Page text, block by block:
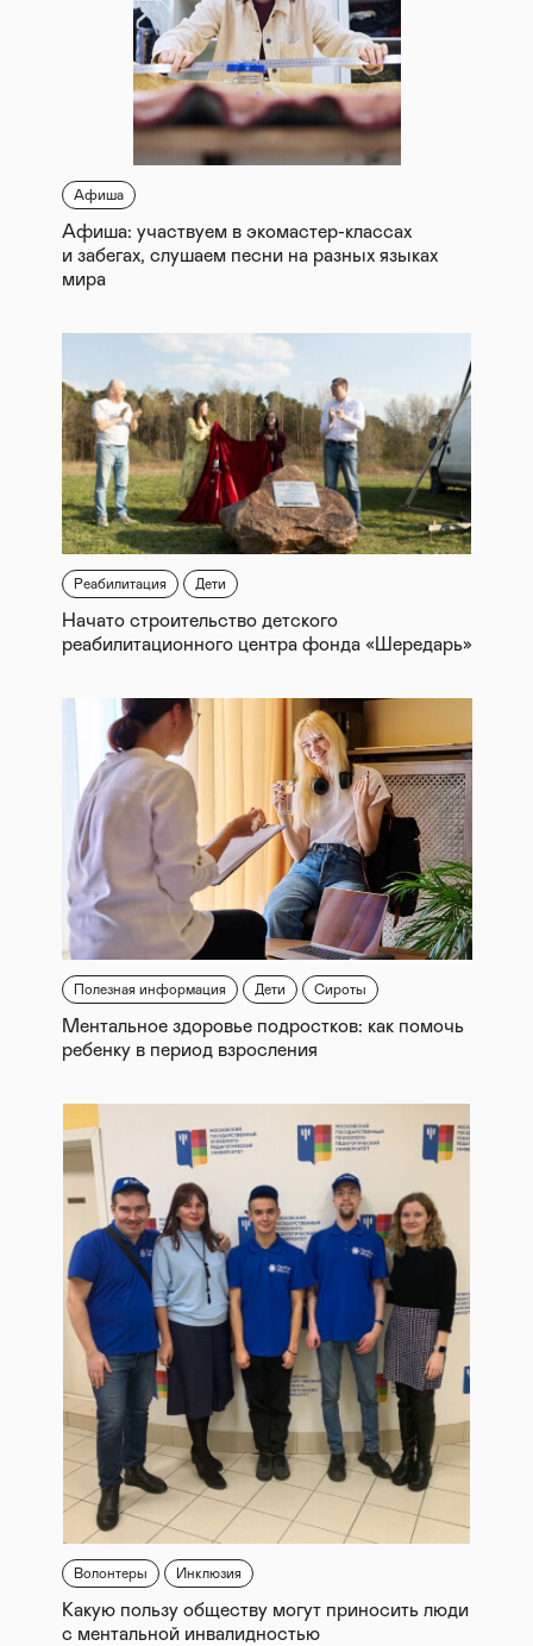
Афиша
Афиша: участвуем в экомастер-классах
и забегах, слушаем песни на разных языках
мира
Реабилитация Дети
Начато строительство детского
реабилитационного центра фонда «Шередарь»
Полезная информация Дети Сироты
Ментальное здоровье подростков: как помочь
ребенку в период взросления
Волонтеры Инклюзия
Какую пользу обществу могут приносить люди
с ментальной инвалидностью